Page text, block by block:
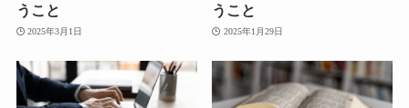
うこと
2025年3月1日
うこと
2025年1月29日